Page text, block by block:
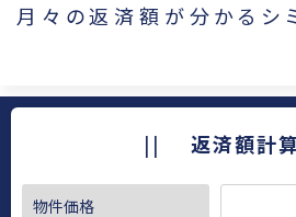
月々の返済額が分かるシ
返済額計算
物件価格